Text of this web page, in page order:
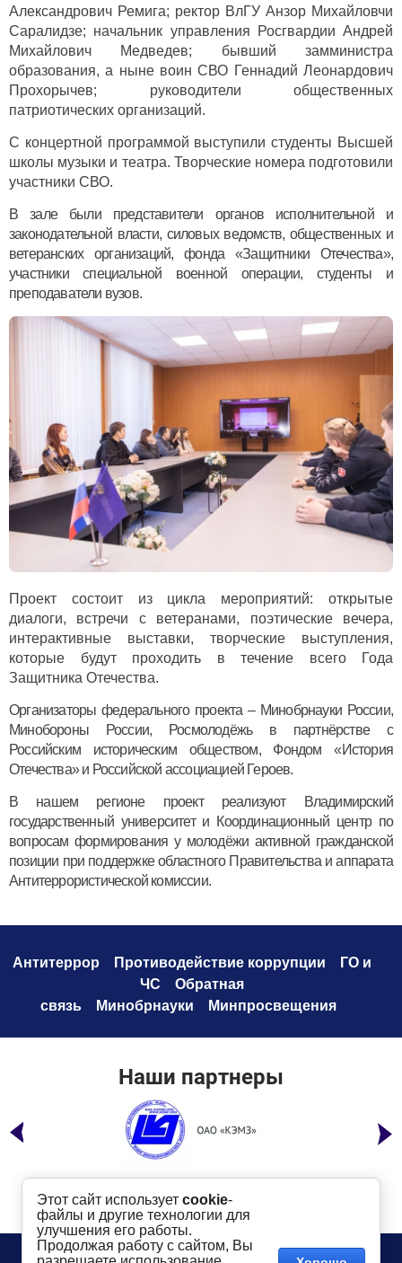
Александрович Ремига; ректор ВлГУ Анзор Михайловчи
Саралидзе; начальник управления Росгвардии Андрей
Михайлович Медведев; бывший замминистра
образования, а ныне воин СВО Геннадий Леонардович
Прохорычев; руководители общественных
патриотических организаций.
С концертной программой выступили студенты Высшей
школы музыки и театра. Творческие номера подготовили
участники СВО.
В зале были представители органов исполнительной и
законодательной власти, силовых ведомств, общественных и
ветеранских организаций, фонда «Защитники Отечества»,
участники специальной военной операции, студенты и
преподаватели вузов.
Проект состоит из цикла мероприятий: открытые
диалоги, встречи с ветеранами, поэтические вечера,
интерактивные выставки, творческие выступления,
которые будут проходить в течение всего Года
Защитника Отечества.
Организаторы федерального проекта – Минобрнауки России,
Минобороны России, Росмолодёжь в партнёрстве с
Российским историческим обществом, Фондом «История
Отечества» и Российской ассоциацией Героев.
В нашем регионе проект реализуют Владимирский
государственный университет и Координационный центр по
вопросам формирования у молодёжи активной гражданской
позиции при поддержке областного Правительства и аппарата
Антитеррористической комиссии.
Антитеррор Противодействие коррупции
ГО и
ЧС
Обратная
связь
Минобрнауки Минпросвещения
Наши партнеры
Телефон:8 (49232) 6-96-00
Сайт создан в:
Этот сайт использует cookie-
файлы и другие технологии для
улучшения его работы.
Продолжая работу с сайтом, Вы